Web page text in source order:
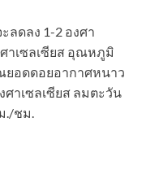
ลดลง 1-2 องศา
าเซลเซียส อุณหภูมิ
ยอดดอยอากาศหนาว
าเซลเซียส ลมตะวัน
./ชม.